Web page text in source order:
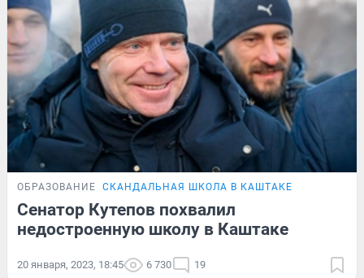
ОБРАЗОВАНИЕ СКАНДАЛЬНАЯ ШКОЛА В КАШТАКЕ
Сенатор Кутепов похвалил
недостроенную школу в Каштаке
20 января, 2023, 18:45 6 730 19